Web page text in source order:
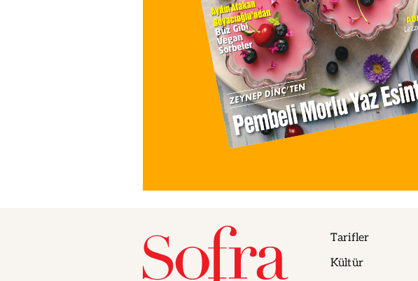
Tarifler
Kültür